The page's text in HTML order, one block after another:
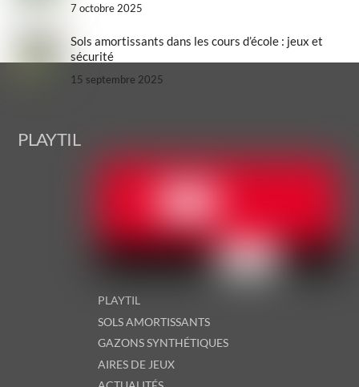
7 octobre 2025
Sols amortissants dans les cours d’école : jeux et
sécurité
15 septembre 2025
Top
PLAYTIL
PLAYTIL
SOLS AMORTISSANTS
GAZONS SYNTHÉTIQUES
AIRES DE JEUX